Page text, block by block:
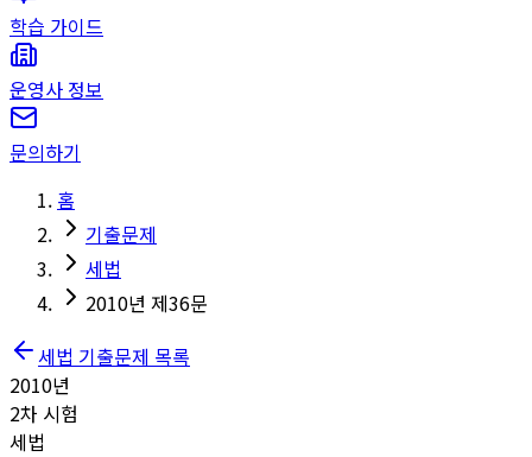
학습 가이드
운영사 정보
문의하기
홈
기출문제
세법
2010년 제36문
세법 기출문제 목록
2010년
2차 시험
세법